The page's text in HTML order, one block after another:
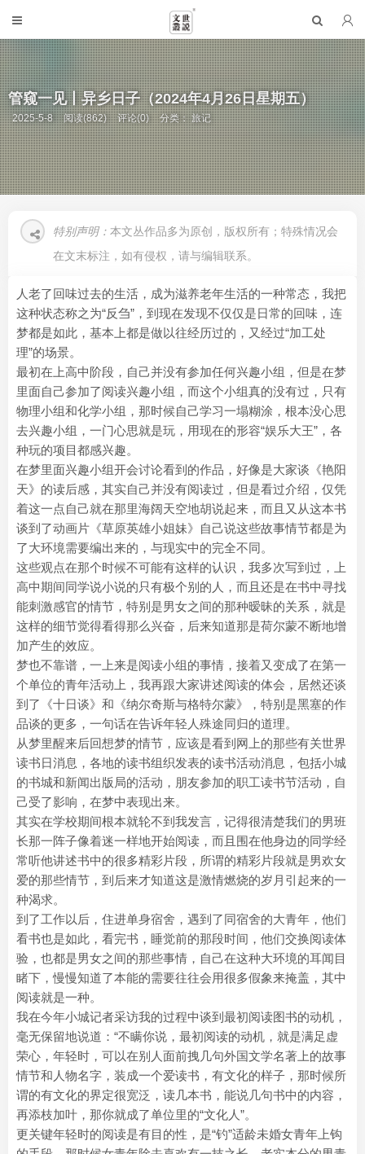
管窥一见丨异乡日子（2024年4月26日星期五）
2025-5-8 阅读(862) 评论(0) 分类：旅记
特别声明： 本文丛作品多为原创，版权所有；特殊情况会
在文末标注，如有侵权，请与编辑联系。
人老了回味过去的生活，成为滋养老年生活的一种常态，我把
这种状态称之为“反刍”，到现在发现不仅仅是日常的回味，连
梦都是如此，基本上都是做以往经历过的，又经过“加工处
理”的场景。
最初在上高中阶段，自己并没有参加任何兴趣小组，但是在梦
里面自己参加了阅读兴趣小组，而这个小组真的没有过，只有
物理小组和化学小组，那时候自己学习一塌糊涂，根本没心思
去兴趣小组，一门心思就是玩，用现在的形容“娱乐大王”，各
种玩的项目都感兴趣。
在梦里面兴趣小组开会讨论看到的作品，好像是大家谈《艳阳
天》的读后感，其实自己并没有阅读过，但是看过介绍，仅凭
着这一点自己就在那里海阔天空地胡说起来，而且又从这本书
谈到了动画片《草原英雄小姐妹》自己说这些故事情节都是为
了大环境需要编出来的，与现实中的完全不同。
这些观点在那个时候不可能有这样的认识，我多次写到过，上
高中期间同学说小说的只有极个别的人，而且还是在书中寻找
能刺激感官的情节，特别是男女之间的那种暧昧的关系，就是
这样的细节觉得看得那么兴奋，后来知道那是荷尔蒙不断地增
加产生的效应。
梦也不靠谱，一上来是阅读小组的事情，接着又变成了在第一
个单位的青年活动上，我再跟大家讲述阅读的体会，居然还谈
到了《十日谈》和《纳尔奇斯与格特尔蒙》，特别是黑塞的作
品谈的更多，一句话在告诉年轻人殊途同归的道理。
从梦里醒来后回想梦的情节，应该是看到网上的那些有关世界
读书日消息，各地的读书组织发表的读书活动消息，包括小城
的书城和新闻出版局的活动，朋友参加的职工读书节活动，自
己受了影响，在梦中表现出来。
其实在学校期间根本就轮不到我发言，记得很清楚我们的男班
长那一阵子像着迷一样地开始阅读，而且围在他身边的同学经
常听他讲述书中的很多精彩片段，所谓的精彩片段就是男欢女
爱的那些情节，到后来才知道这是激情燃烧的岁月引起来的一
种渴求。
到了工作以后，住进单身宿舍，遇到了同宿舍的大青年，他们
看书也是如此，看完书，睡觉前的那段时间，他们交换阅读体
验，也都是男女之间的那些事情，自己在这种大环境的耳闻目
睹下，慢慢知道了本能的需要往往会用很多假象来掩盖，其中
阅读就是一种。
我在今年小城记者采访我的过程中谈到最初阅读图书的动机，
毫无保留地说道：“不瞒你说，最初阅读的动机，就是满足虚
荣心，年轻时，可以在别人面前拽几句外国文学名著上的故事
情节和人物名字，装成一个爱读书，有文化的样子，那时候所
谓的有文化的界定很宽泛，读几本书，能说几句书中的内容，
再添枝加叶，那你就成了单位里的“文化人”。
更关键年轻时的阅读是有目的性，是“钓”适龄未婚女青年上钩